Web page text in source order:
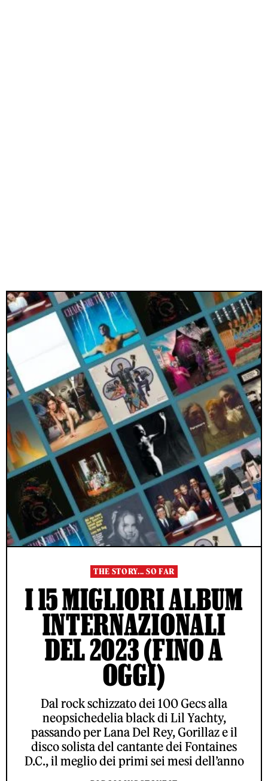
THE STORY... SO FAR
I 15 MIGLIORI ALBUM
INTERNAZIONALI
DEL 2023 (FINO A
OGGI)
Dal rock schizzato dei 100 Gecs alla
neopsichedelia black di Lil Yachty,
passando per Lana Del Rey, Gorillaz e il
disco solista del cantante dei Fontaines
D.C., il meglio dei primi sei mesi dell’anno